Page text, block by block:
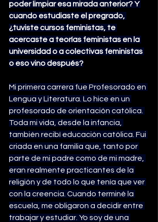
poder limpiar esa mirada anterior? Y
cuando estudiaste el pregrado,
¿tuviste cursos feministas, te
acercaste a teorías feministas en la
universidad o a colectivas feministas
o eso vino después?
Mi primera carrera fue Profesorado en
Lengua y Literatura. Lo hice en un
profesorado de orientación católica.
Toda mi vida, desde la infancia,
también recibí educación católica. Fui
criada en una familia que, tanto por
parte de mi padre como de mi madre,
eran realmente practicantes de la
religión y de todo lo que tenía que ver
con la creencia. Cuando terminé la
escuela, me obligaron a decidir entre
trabajar y estudiar. Yo soy de una